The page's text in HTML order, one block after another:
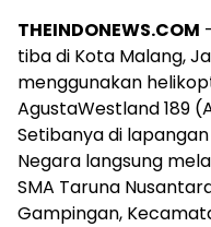
THEINDONEWS.COM
tiba di Kota Malang,
menggunakan
AgustaWestland 189
Setibanya di
Negara langsung
SMA Taruna
Gampingan,